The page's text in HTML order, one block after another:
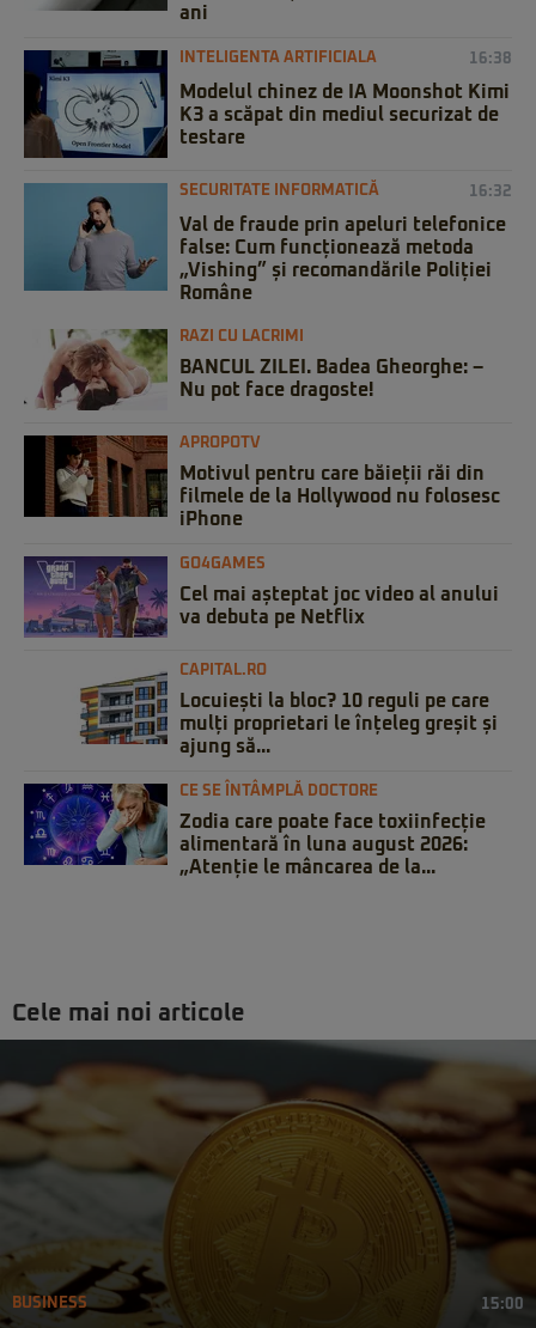
ani
INTELIGENTA ARTIFICIALA 16:38
Modelul chinez de IA Moonshot Kimi
K3 a scăpat din mediul securizat de
testare
SECURITATE INFORMATICĂ 16:32
Val de fraude prin apeluri telefonice
false: Cum funcționează metoda
„Vishing” și recomandările Poliției
Române
RAZI CU LACRIMI
BANCUL ZILEI. Badea Gheorghe: –
Nu pot face dragoste!
APROPOTV
Motivul pentru care băieții răi din
filmele de la Hollywood nu folosesc
iPhone
GO4GAMES
Cel mai așteptat joc video al anului
va debuta pe Netflix
CAPITAL.RO
Locuiești la bloc? 10 reguli pe care
mulți proprietari le înțeleg greșit și
ajung să...
CE SE ÎNTÂMPLĂ DOCTORE
Zodia care poate face toxiinfecție
alimentară în luna august 2026:
„Atenție le mâncarea de la...
Cele mai noi articole
BUSINESS 15:00